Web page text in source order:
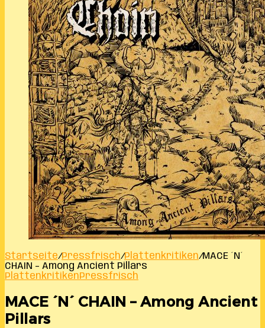
Startseite/Pressfrisch/Plattenkritiken/MACE ´N´
CHAIN – Among Ancient Pillars
PlattenkritikenPressfrisch
MACE ´N´ CHAIN – Among Ancient
Pillars